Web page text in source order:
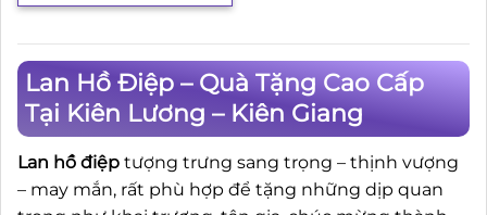
Lan Hồ Điệp – Quà Tặng Cao Cấp
Tại Kiên Lương – Kiên Giang
Lan hồ điệp tượng trưng sang trọng – thịnh vượng
– may mắn, rất phù hợp để tặng những dịp quan